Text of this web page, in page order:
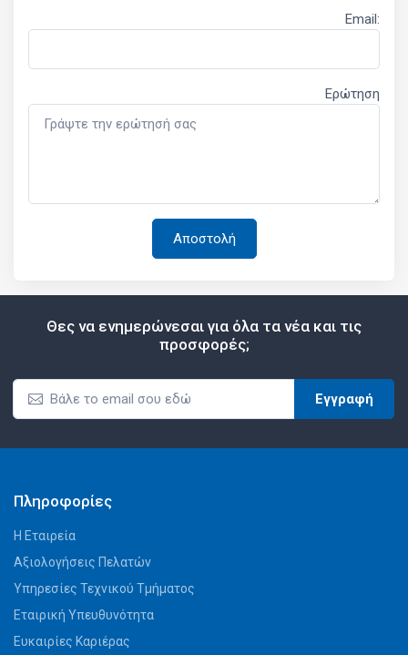
Email:
Ερώτηση
Θες να ενημερώνεσαι για όλα τα νέα και τις
προσφορές;
Εγγραφή
Πληροφορίες
Η Εταιρεία
Αξιολογήσεις Πελατών
Υπηρεσίες Τεχνικού Τμήματος
Εταιρική Υπευθυνότητα
Ευκαιρίες Καριέρας